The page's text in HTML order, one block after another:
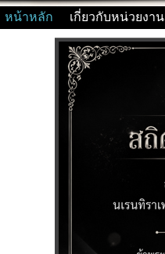
หน้าหลัก เกี่ยวกับหน่วยงาน